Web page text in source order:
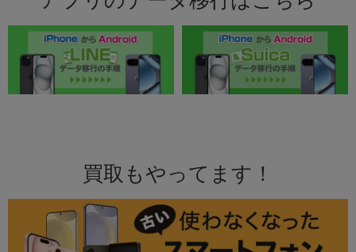
買取もやってます！